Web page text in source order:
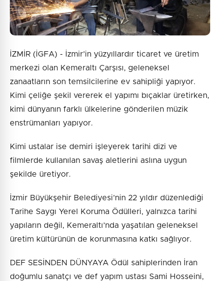
İZMİR (İGFA) - İzmir’in yüzyıllardır ticaret ve üretim
merkezi olan Kemeraltı Çarşısı, geleneksel
zanaatların son temsilcilerine ev sahipliği yapıyor.
Kimi çeliğe şekil vererek el yapımı bıçaklar üretirken,
kimi dünyanın farklı ülkelerine gönderilen müzik
enstrümanları yapıyor.
Kimi ustalar ise demiri işleyerek tarihi dizi ve
filmlerde kullanılan savaş aletlerini aslına uygun
şekilde üretiyor.
İzmir Büyükşehir Belediyesi’nin 22 yıldır düzenlediği
Tarihe Saygı Yerel Koruma Ödülleri, yalnızca tarihi
yapıların değil, Kemeraltı’nda yaşatılan geleneksel
üretim kültürünün de korunmasına katkı sağlıyor.
DEF SESİNDEN DÜNYAYA Ödül sahiplerinden İran
doğumlu sanatçı ve def yapım ustası Sami Hosseini,